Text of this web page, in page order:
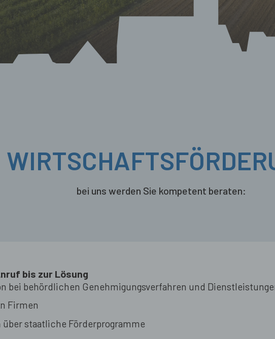
bei uns werden Sie kompetent beraten:
bis zur Lösung
bei behördlichen Genehmigungsverfahren und
Firmen
staatliche Förderprogramme